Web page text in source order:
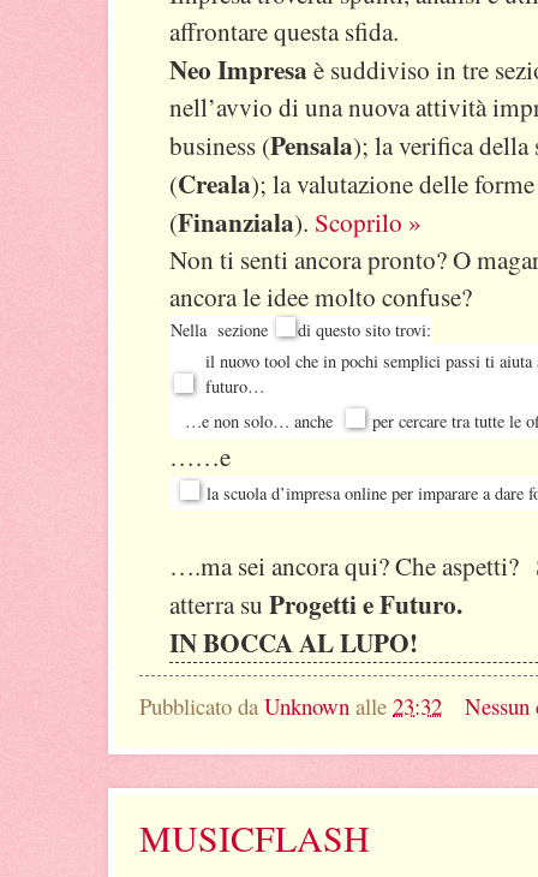
affrontare questa sfida.
Neo Impresaè suddiviso in tre
nell’avvio di una nuova attività
business (Pensala); la verifica della
(Creala); la valutazione delle
(Finanziala). Scoprilo »
Non ti senti ancora pronto? O
ancora le idee molto confuse?
Nella sezione
di questo sito trovi:
il nuovo tool che in pochi semplici passi ti
futuro…
…e non solo… anche
per cercare tra tutte le
……e
la scuola d’impresa online per imparare a dare
….ma sei ancora qui? Che aspetti?
atterra su Progetti e Futuro.
IN BOCCA AL LUPO!
Pubblicato da Unknown alle 23:32
MUSICFLASH